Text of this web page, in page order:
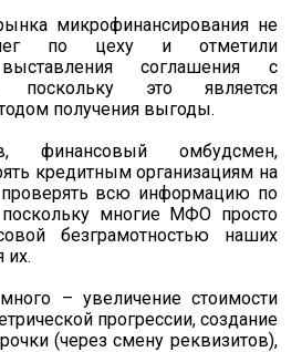
микрофинансирования не
по цеху и отметили
соглашения с
поскольку это является
получения выгоды.
финансовый омбудсмен,
кредитным организациям на
всю информацию по
многие МФО просто
безграмотностью наших
их.
– увеличение стоимости
прогрессии, создание
(через смену реквизитов),